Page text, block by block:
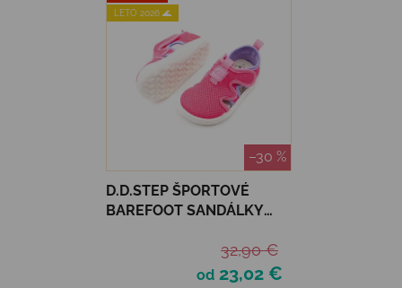
LETO 2026 🌊
–30 %
D.D.STEP ŠPORTOVÉ
BAREFOOT SANDÁLKY
od 23,02 €
32,90 €